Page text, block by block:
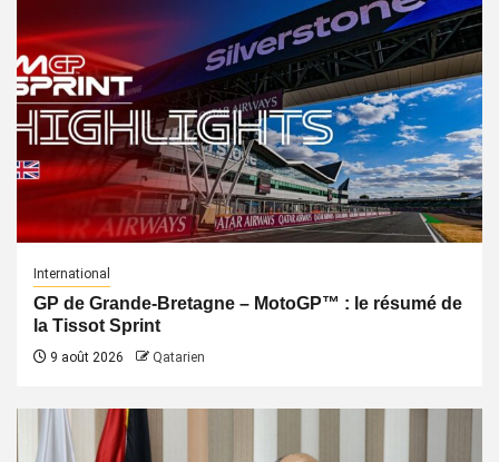
International
GP de Grande-Bretagne – MotoGP™ : le résumé de
la Tissot Sprint
9 août 2026 Qatarien